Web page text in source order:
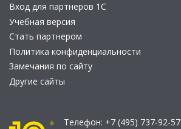
Вход для партнеров 1С
Учебная версия
Стать партнером
Политика конфиденциальности
Замечания по сайту
Другие сайты
Телефон: +7 (495) 737-92-57